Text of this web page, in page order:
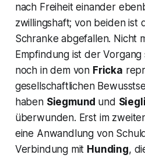
nach Freiheit einander
zwillingshaft; von beiden ist
Schranke abgefallen. Nicht
Empfindung ist der
noch in dem von Fricka
gesellschaftlichen
haben Siegmund und
überwunden. Erst im
eine Anwandlung von
Verbindung mit Hunding,